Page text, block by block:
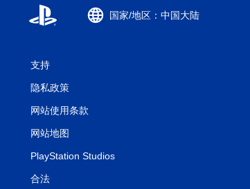
国家/地区：中国大陆
支持
隐私政策
网站使用条款
网站地图
PlayStation Studios
合法